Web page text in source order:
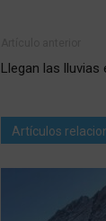
Llegan las lluvias
Artículos